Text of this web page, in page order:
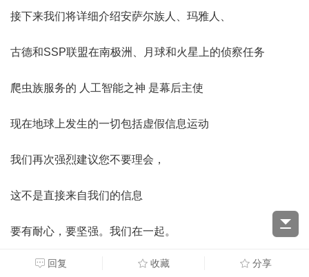
接下来我们将详细介绍安萨尔族人、玛雅人、
古德和SSP联盟在南极洲、月球和火星上的侦察任务
爬虫族服务的 人工智能之神 是幕后主使
现在地球上发生的一切包括虚假信息运动
我们再次强烈建议您不要理会，
这不是直接来自我们的信息
要有耐心，要坚强。我们在一起。
科里（COREY)揭露宇宙访谈-全集视频
回复 收藏 分享